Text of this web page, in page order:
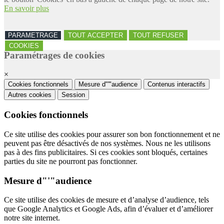
En savoir plus
PARAMETRAGE TOUT ACCEPTER
TOUT REFUSER
COOKIES
Paramétrages de cookies
×
Cookies fonctionnels Mesure d"'"audience
Contenus interactifs
Autres cookies
Session
Cookies fonctionnels
Ce site utilise des cookies pour assurer son bon fonctionnement et ne
peuvent pas être désactivés de nos systèmes. Nous ne les utilisons
pas à des fins publicitaires. Si ces cookies sont bloqués, certaines
parties du site ne pourront pas fonctionner.
Mesure d"'"audience
Ce site utilise des cookies de mesure et d’analyse d’audience, tels
que Google Analytics et Google Ads, afin d’évaluer et d’améliorer
notre site internet.